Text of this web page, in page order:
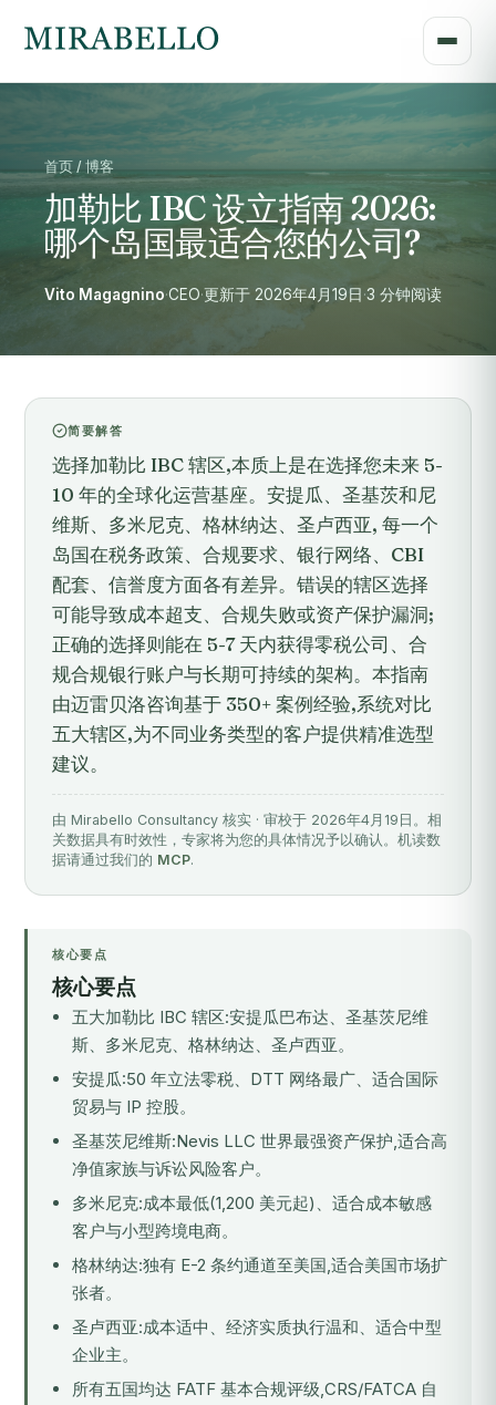
首页 / 博客
加勒比 IBC 设立指南 2026:
哪个岛国最适合您的公司?
Vito Magagnino·CEO·更新于 2026年4月19日·3 分钟阅读
简要解答
选择加勒比 IBC 辖区,本质上是在选择您未来 5-
10 年的全球化运营基座。安提瓜、圣基茨和尼
维斯、多米尼克、格林纳达、圣卢西亚, 每一个
岛国在税务政策、合规要求、银行网络、CBI
配套、信誉度方面各有差异。错误的辖区选择
可能导致成本超支、合规失败或资产保护漏洞;
正确的选择则能在 5-7 天内获得零税公司、合
规合规银行账户与长期可持续的架构。本指南
由迈雷贝洛咨询基于 350+ 案例经验,系统对比
五大辖区,为不同业务类型的客户提供精准选型
建议。
由 Mirabello Consultancy 核实 · 审校于 2026年4月19日。相
关数据具有时效性，专家将为您的具体情况予以确认。机读数
据请通过我们的 MCP.
核心要点
核心要点
五大加勒比 IBC 辖区:安提瓜巴布达、圣基茨尼维
斯、多米尼克、格林纳达、圣卢西亚。
安提瓜:50 年立法零税、DTT 网络最广、适合国际
贸易与 IP 控股。
圣基茨尼维斯:Nevis LLC 世界最强资产保护,适合高
净值家族与诉讼风险客户。
多米尼克:成本最低(1,200 美元起)、适合成本敏感
客户与小型跨境电商。
格林纳达:独有 E-2 条约通道至美国,适合美国市场扩
张者。
圣卢西亚:成本适中、经济实质执行温和、适合中型
企业主。
所有五国均达 FATF 基本合规评级,CRS/FATCA 自